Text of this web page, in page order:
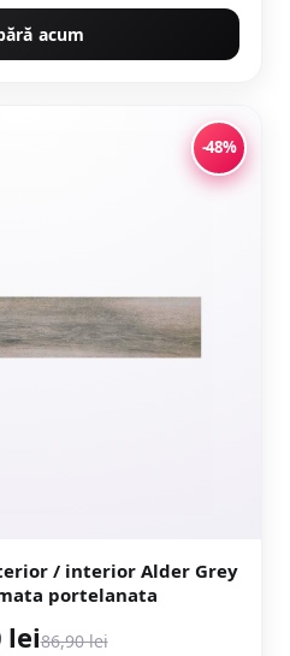
acum
-48%
/ interior Alder Grey
20 x 120 cm mata portelanata
lei86,90 lei